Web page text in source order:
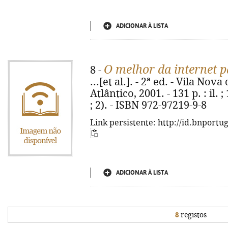
ADICIONAR À LISTA
8 - O melhor da internet
...[et al.]. - 2ª ed. - Vila
Atlântico, 2001. - 131 p. : il.
; 2). - ISBN 972-97219-9-8
Link persistente: http://
ADICIONAR À LISTA
8 registos